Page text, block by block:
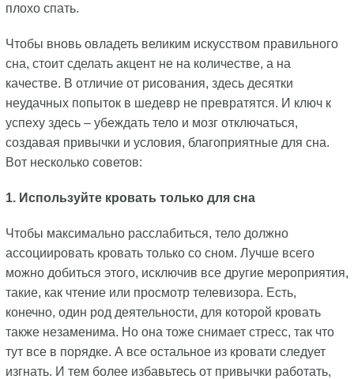
плохо спать.
Чтобы вновь овладеть великим искусством правильного
сна, стоит сделать акцент не на количестве, а на
качестве. В отличие от рисования, здесь десятки
неудачных попыток в шедевр не превратятся. И ключ к
успеху здесь – убеждать тело и мозг отключаться,
создавая привычки и условия, благоприятные для сна.
Вот несколько советов:
1. Используйте кровать только для сна
Чтобы максимально расслабиться, тело должно
ассоциировать кровать только со сном. Лучше всего
можно добиться этого, исключив все другие мероприятия,
такие, как чтение или просмотр телевизора. Есть,
конечно, один род деятельности, для которой кровать
также незаменима. Но она тоже снимает стресс, так что
тут все в порядке. А все остальное из кровати следует
изгнать. И тем более избавьтесь от привычки работать,